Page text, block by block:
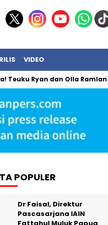
VIDEO
dan Olla Ramlan Akhirnya
POPULER
Dr Faisal, Direktur
Pascasarjana IAIN